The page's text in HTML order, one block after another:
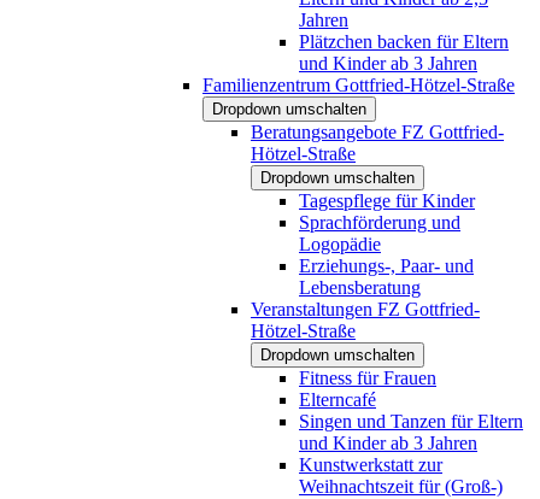
Jahren
Plätzchen backen für Eltern
und Kinder ab 3 Jahren
Familienzentrum Gottfried-Hötzel-Straße
Dropdown umschalten
Beratungsangebote FZ Gottfried-
Hötzel-Straße
Dropdown umschalten
Tagespflege für Kinder
Sprachförderung und
Logopädie
Erziehungs-, Paar- und
Lebensberatung
Veranstaltungen FZ Gottfried-
Hötzel-Straße
Dropdown umschalten
Fitness für Frauen
Elterncafé
Singen und Tanzen für Eltern
und Kinder ab 3 Jahren
Kunstwerkstatt zur
Weihnachtszeit für (Groß-)